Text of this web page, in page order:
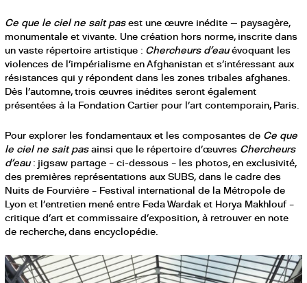
Ce que le ciel ne sait pasest une œuvre inédite — paysagère,
monumentale et vivante. Une création hors norme, inscrite dans
un vaste répertoire artistique : Chercheurs d’eauévoquant les
violences de l’impérialisme en Afghanistan et s’intéressant aux
résistances qui y répondent dans les zones tribales afghanes.
Dès l’automne, trois œuvres inédites seront également
présentées à la Fondation Cartier pour l’art contemporain, Paris.
Pour explorer les fondamentaux et les composantes de Ce que
le ciel ne sait pasainsi que le répertoire d’œuvres Chercheurs
d’eau: jigsaw partage – ci-dessous – les photos, en exclusivité,
des premières représentations aux SUBS, dans le cadre des
Nuits de Fourvière – Festival international de la Métropole de
Lyon et l’entretien mené entre Feda Wardak et Horya Makhlouf –
critique d’art et commissaire d’exposition, à retrouver en note
de recherche, dans encyclopédie.